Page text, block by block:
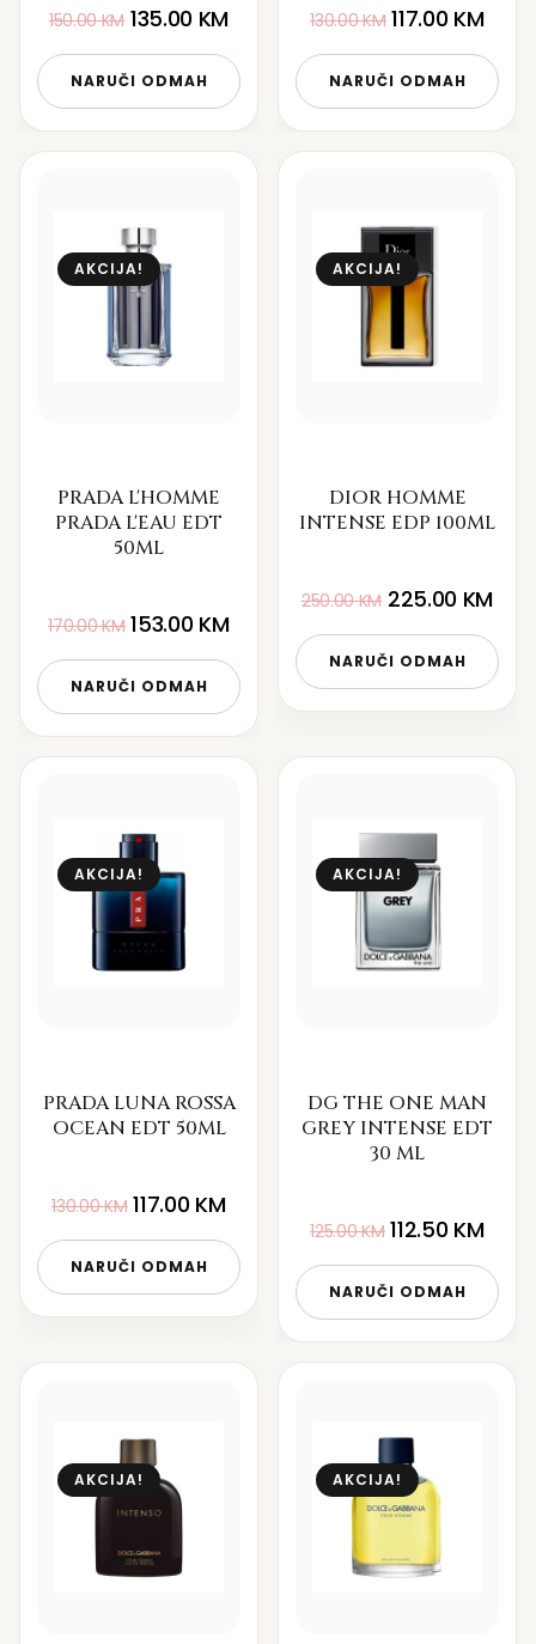
150.00KM 135.00 KM
NARUČI ODMAH
130.00KM 117.00 KM
NARUČI ODMAH
AKCIJA!
PRADA L'HOMME
PRADA L'EAU EDT
50ML
170.00KM 153.00 KM
NARUČI ODMAH
AKCIJA!
DIOR HOMME
INTENSE EDP 100ML
250.00KM 225.00 KM
NARUČI ODMAH
AKCIJA!
PRADA LUNA ROSSA
OCEAN EDT 50ML
130.00KM 117.00 KM
NARUČI ODMAH
AKCIJA!
DG THE ONE MAN
GREY INTENSE EDT
30 ML
125.00KM 112.50 KM
NARUČI ODMAH
AKCIJA! AKCIJA!